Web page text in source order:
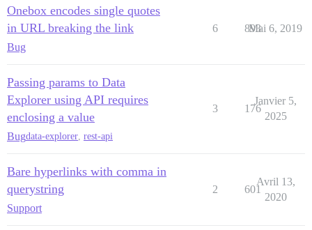
Onebox encodes single quotes
in URL breaking the link
Bug
6 893
Mai 6, 2019
Passing params to Data
Explorer using API requires
enclosing a value
Bugdata-explorer, rest-api
3 176
Janvier 5,
2025
Bare hyperlinks with comma in
querystring
Support
2 601
Avril 13,
2020